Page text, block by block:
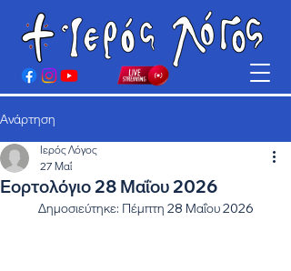
Ανάρτηση
Εορτολόγιο 28 Μαΐου 2026
Ιερός Λόγος
27 Μαΐ
Δημοσιεύτηκε: Πέμπτη 28 Μαΐου 2026